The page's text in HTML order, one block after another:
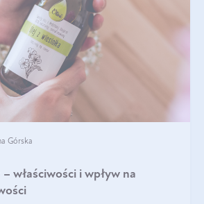
Górska
właściwości i wpływ na